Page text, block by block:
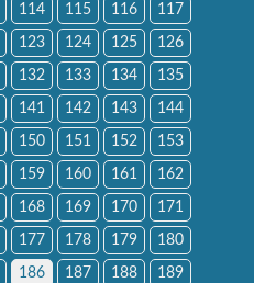
114 115 116 117
123 124 125 126
132 133 134 135
141 142 143 144
150 151 152 153
159 160 161 162
168 169 170 171
177 178 179 180
186 187 188 189